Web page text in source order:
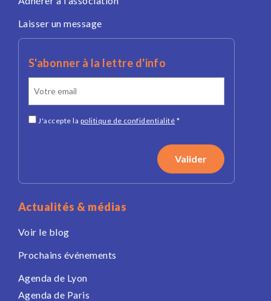
Laisser un message
S'abonner à la lettre d'info
J'accepte la politique de confidentialité *
Actualités & médias
Voir le blog
Prochains événements
Agenda de Lyon
Agenda de Paris